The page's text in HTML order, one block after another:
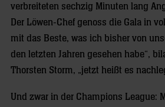
verbreiteten sechzig Minuten lang
Der Löwen-Chef genoss die Gala in
mit das Beste, was ich bisher von
den letzten Jahren gesehen habe“,
Thorsten Storm, „jetzt heißt es
Und zwar in der Champions League: